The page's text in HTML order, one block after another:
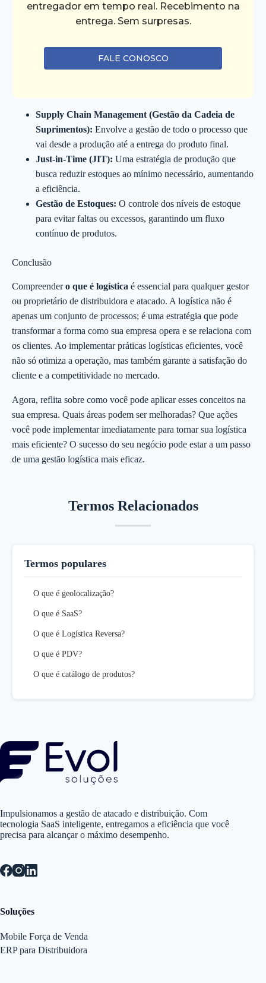
entregador em tempo real. Recebimento na
entrega. Sem surpresas.
FALE CONOSCO
Supply Chain Management (Gestão da Cadeia de
Suprimentos): Envolve a gestão de todo o processo que
vai desde a produção até a entrega do produto final.
Just-in-Time (JIT): Uma estratégia de produção que
busca reduzir estoques ao mínimo necessário, aumentando
a eficiência.
Gestão de Estoques: O controle dos níveis de estoque
para evitar faltas ou excessos, garantindo um fluxo
contínuo de produtos.
Conclusão
Compreendero que é logística é essencial para qualquer gestor
ou proprietário de distribuidora e atacado. A logística não é
apenas um conjunto de processos; é uma estratégia que pode
transformar a forma como sua empresa opera e se relaciona com
os clientes. Ao implementar práticas logísticas eficientes, você
não só otimiza a operação, mas também garante a satisfação do
cliente e a competitividade no mercado.
Agora, reflita sobre como você pode aplicar esses conceitos na
sua empresa. Quais áreas podem ser melhoradas? Que ações
você pode implementar imediatamente para tornar sua logística
mais eficiente? O sucesso do seu negócio pode estar a um passo
de uma gestão logística mais eficaz.
Termos Relacionados
Termos populares
O que é geolocalização?
O que é SaaS?
O que é Logística Reversa?
O que é PDV?
O que é catálogo de produtos?
Impulsionamos a gestão de atacado e distribuição. Com
tecnologia SaaS inteligente, entregamos a eficiência que você
precisa para alcançar o máximo desempenho.
Soluções
Mobile Força de Venda
ERP para Distribuidora